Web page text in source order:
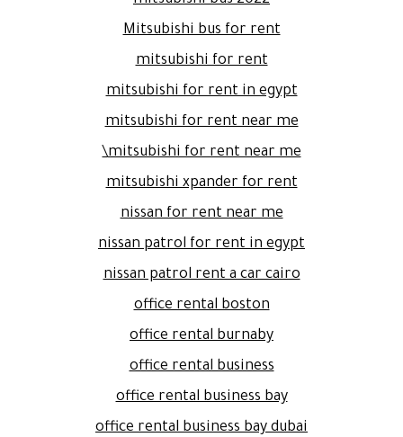
Mitsubishi bus for rent
mitsubishi for rent
mitsubishi for rent in egypt
mitsubishi for rent near me
mitsubishi for rent near me\
mitsubishi xpander for rent
nissan for rent near me
nissan patrol for rent in egypt
nissan patrol rent a car cairo
office rental boston
office rental burnaby
office rental business
office rental business bay
office rental business bay dubai